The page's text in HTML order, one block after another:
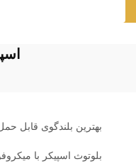
بهترین بلندگوی قابل
بلوتوث اسپیکر با